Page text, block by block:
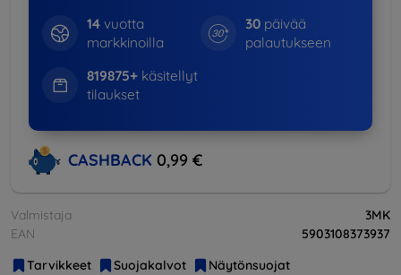
14vuotta
markkinoilla
30 päivää
palautukseen
819875+käsitellyt
tilaukset
CASHBACK 0,99 €
Valmistaja
3MK
EAN
5903108373937
Tarvikkeet
Suojakalvot Näytönsuojat